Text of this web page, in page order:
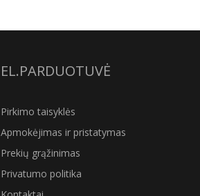
EL.PARDUOTUVĖ
Pirkimo taisyklės
Apmokėjimas ir pristatymas
Prekių grąžinimas
Privatumo politika